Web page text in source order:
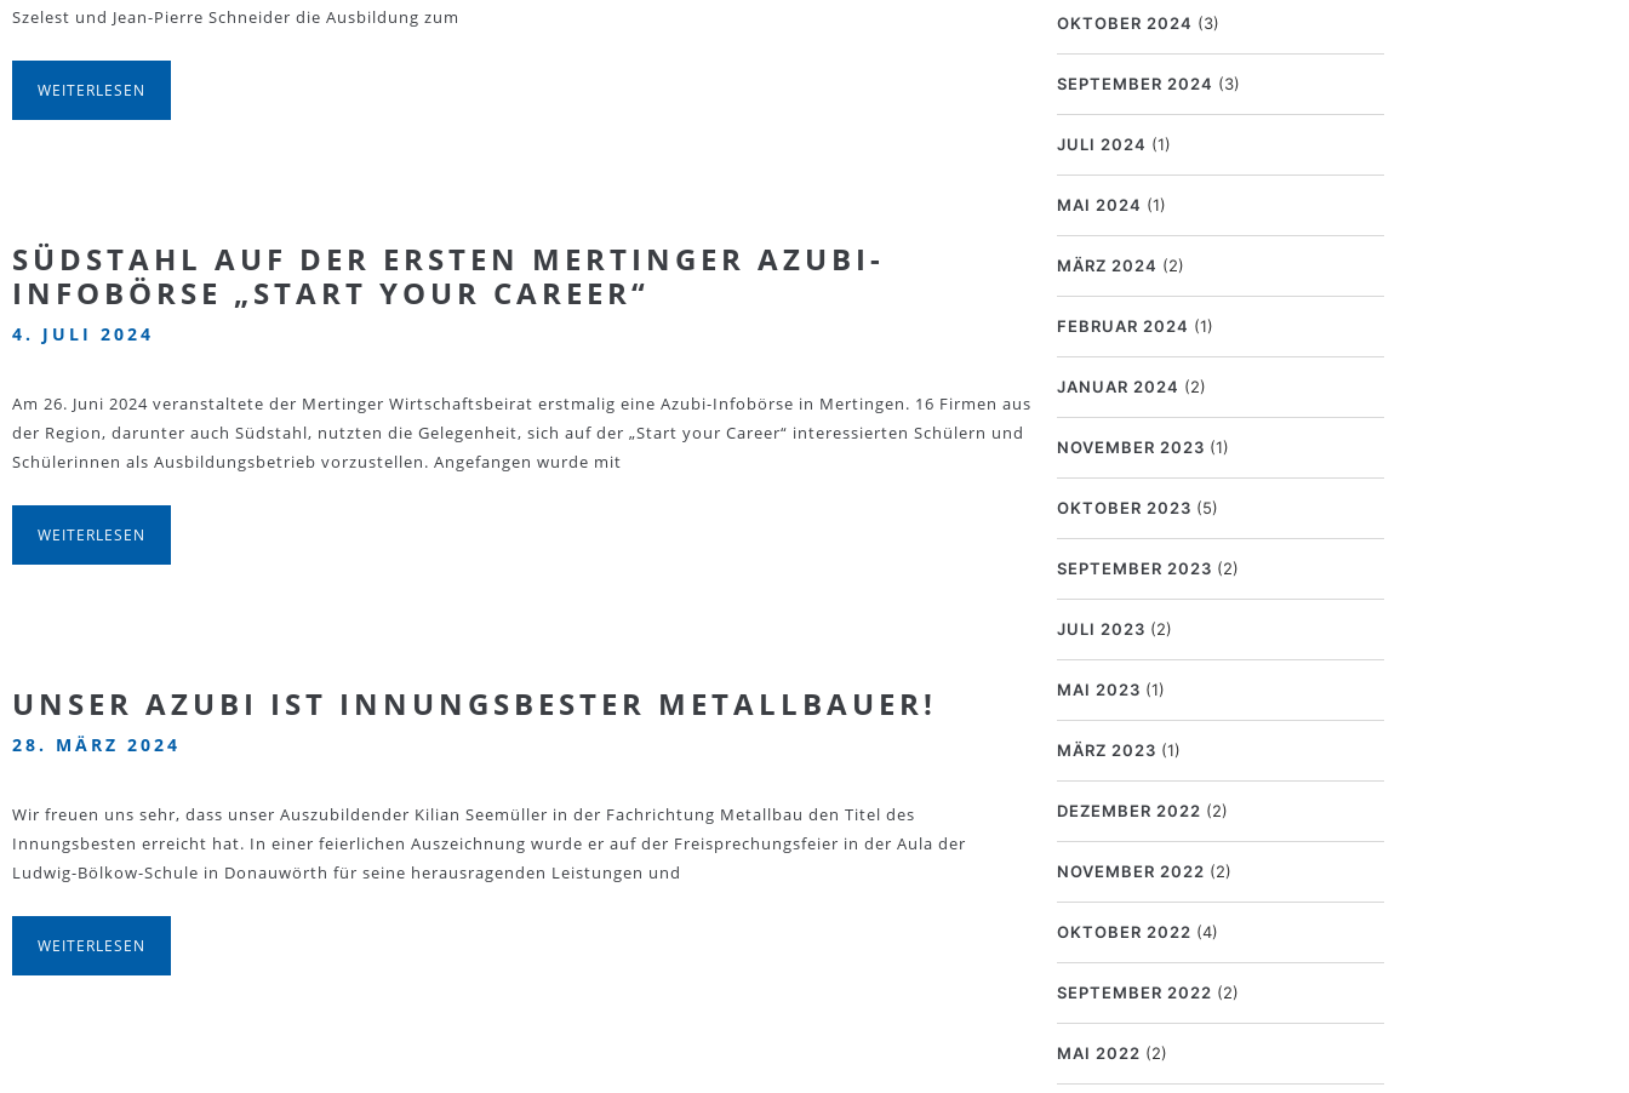
Szelest und Jean-Pierre Schneider die Ausbildung zum
WEITERLESEN
SÜDSTAHL AUF DER ERSTEN MERTINGER AZUBI-
INFOBÖRSE „START YOUR CAREER“
4. JULI 2024
Am 26. Juni 2024 veranstaltete der Mertinger Wirtschaftsbeirat erstmalig eine Azubi-Infobörse in Mertingen. 16 Firmen aus
der Region, darunter auch Südstahl, nutzten die Gelegenheit, sich auf der „Start your Career“ interessierten Schülern und
Schülerinnen als Ausbildungsbetrieb vorzustellen. Angefangen wurde mit
WEITERLESEN
UNSER AZUBI IST INNUNGSBESTER METALLBAUER!
28. MÄRZ 2024
Wir freuen uns sehr, dass unser Auszubildender Kilian Seemüller in der Fachrichtung Metallbau den Titel des
Innungsbesten erreicht hat. In einer feierlichen Auszeichnung wurde er auf der Freisprechungsfeier in der Aula der
Ludwig-Bölkow-Schule in Donauwörth für seine herausragenden Leistungen und
WEITERLESEN
OKTOBER 2024 (3)
SEPTEMBER 2024 (3)
JULI 2024 (1)
MAI 2024 (1)
MÄRZ 2024 (2)
FEBRUAR 2024 (1)
JANUAR 2024 (2)
NOVEMBER 2023 (1)
OKTOBER 2023 (5)
SEPTEMBER 2023 (2)
JULI 2023 (2)
MAI 2023 (1)
MÄRZ 2023 (1)
DEZEMBER 2022 (2)
NOVEMBER 2022 (2)
OKTOBER 2022 (4)
SEPTEMBER 2022 (2)
MAI 2022 (2)